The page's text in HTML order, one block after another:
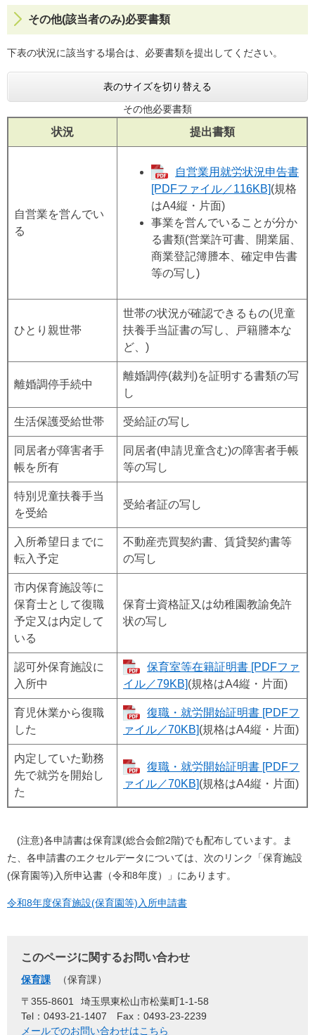
その他(該当者のみ)必要書類
下表の状況に該当する場合は、必要書類を提出してください。
表のサイズを切り替える
その他必要書類
状況 提出書類
自営業を営んでい
る
自営業用就労状況申告書
[PDFファイル／116KB](規格
はA4縦・片面)
事業を営んでいることが分か
る書類(営業許可書、開業届、
商業登記簿謄本、確定申告書
等の写し)
ひとり親世帯
世帯の状況が確認できるもの(児童
扶養手当証書の写し、戸籍謄本な
ど、)
離婚調停手続中
離婚調停(裁判)を証明する書類の写
し
生活保護受給世帯 受給証の写し
同居者が障害者手
帳を所有
同居者(申請児童含む)の障害者手帳
等の写し
特別児童扶養手当
を受給
受給者証の写し
入所希望日までに
転入予定
不動産売買契約書、賃貸契約書等
の写し
市内保育施設等に
保育士として復職
予定又は内定して
いる
保育士資格証又は幼稚園教諭免許
状の写し
認可外保育施設に
入所中
保育室等在籍証明書 [PDFファ
イル／79KB](規格はA4縦・片面)
育児休業から復職
した
復職・就労開始証明書 [PDFフ
ァイル／70KB](規格はA4縦・片面)
内定していた勤務
先で就労を開始し
た
復職・就労開始証明書 [PDFフ
ァイル／70KB](規格はA4縦・片面)
(注意)各申請書は保育課(総合会館2階)でも配布しています。ま
た、各申請書のエクセルデータについては、次のリンク「保育施設
(保育園等)入所申込書（令和8年度）」にあります。
令和8年度保育施設(保育園等)入所申請書
このページに関するお問い合わせ
保育課
保育課
〒355-8601
埼玉県東松山市松葉町1-1-58
Tel：0493-21-1407
Fax：0493-23-2239
メールでのお問い合わせはこちら